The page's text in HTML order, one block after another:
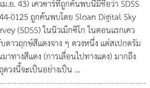
ม.ย. 43) เควซาร์ที่ถูกค้นพบนี้มีชื่อว่า SDSS
0125 ถูกค้นพบโดย Sloan Digital Sky
(SDSS) ในนิวเม็กซิโก ในตอนแรกเคว
ดาวฤกษ์สีแดงจาง ๆ ดวงหนึ่ง แต่สเปกตรัม
าทางสีแดง (การเลื่อนไปทางแดง) มากถึง
ดวงนี้จะเป็นอย่างเป็น ...